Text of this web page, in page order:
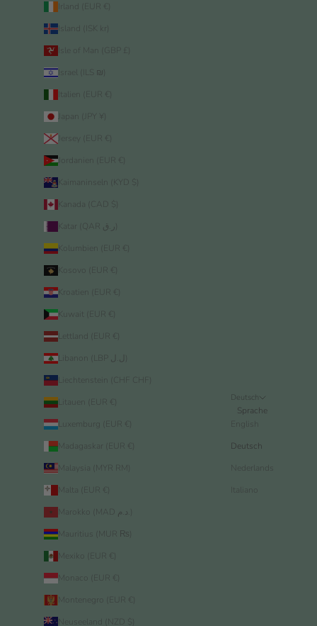
Irland (EUR €)
Island (ISK kr)
Isle of Man (GBP £)
Israel (ILS ₪)
Italien (EUR €)
Japan (JPY ¥)
Jersey (EUR €)
Jordanien (EUR €)
Kaimaninseln (KYD $)
Kanada (CAD $)
Kolumbien (EUR €)
Kroatien (EUR €)
Kuwait (EUR €)
Lettland (EUR €)
Liechtenstein (CHF CHF)
Litauen (EUR €)
Luxemburg (EUR €)
Madagaskar (EUR €)
Malaysia (MYR RM)
Malta (EUR €)
Mauritius (MUR ₨)
Mexiko (EUR €)
Monaco (EUR €)
Montenegro (EUR €)
Neuseeland (NZD $)
Deutsch
Sprache
English
Deutsch
Nederlands
Italiano